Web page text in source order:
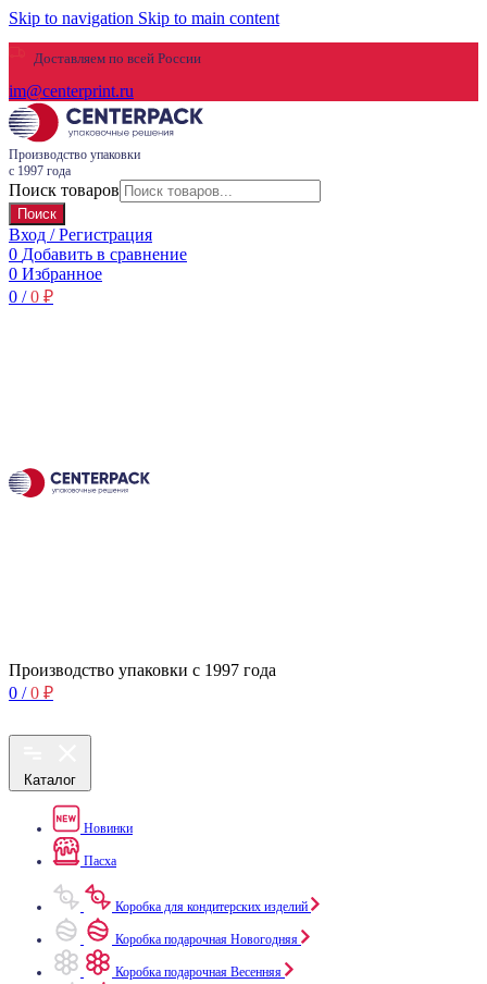
Skip to navigation Skip to main content
Доставляем по всей России
im@centerprint.ru
Производство упаковки
с 1997 года
Поиск товаров
Поиск
Вход / Регистрация
0 Добавить в сравнение
0 Избранное
0 / 0 ₽
Производство упаковки с 1997 года
0 / 0 ₽
Каталог
Новинки
Пасха
Коробка для кондитерских изделий
Коробка подарочная Новогодняя
Коробка подарочная Весенняя